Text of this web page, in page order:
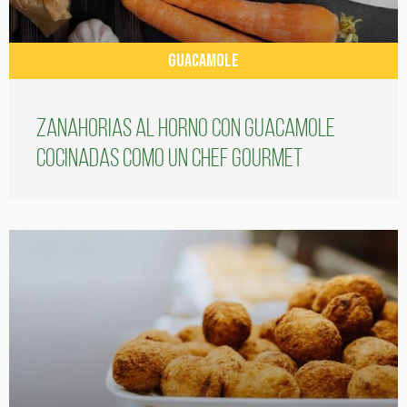
GUACAMOLE
Zanahorias al horno con guacamole
cocinadas como un chef gourmet